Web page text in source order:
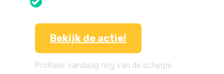
Bekijk de actie!
Profiteer vandaag nog van de scherpe